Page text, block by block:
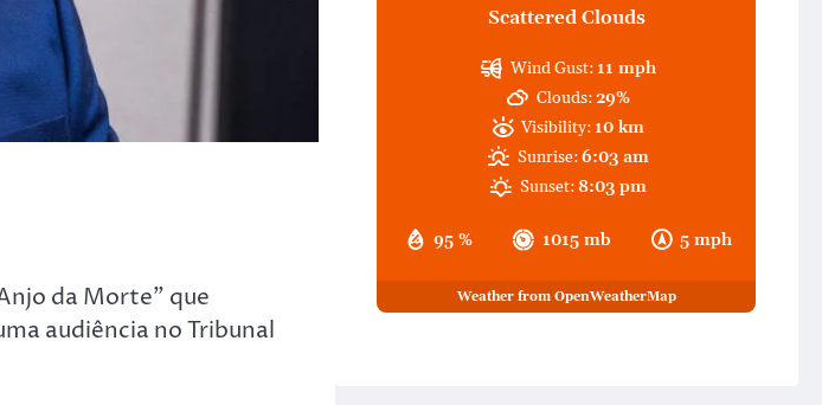
da Morte” que
audiência no Tribunal
Scattered Clouds
95 % 1015 mb 5 mph
Wind Gust: 11 mph
Clouds:29%
Visibility: 10 km
Sunrise:6:03 am
Sunset:8:03 pm
Weather from OpenWeatherMap